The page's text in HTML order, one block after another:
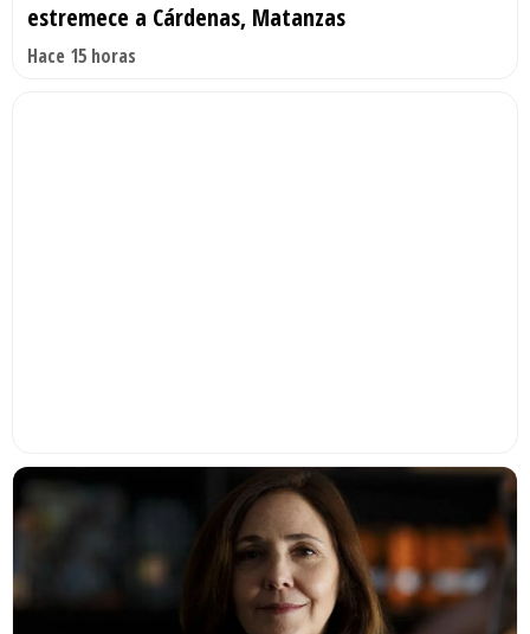
estremece a Cárdenas, Matanzas
Hace 15 horas